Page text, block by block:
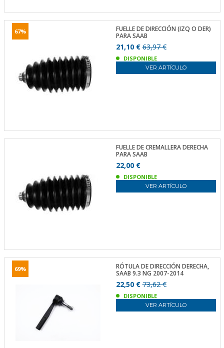
67%
FUELLE DE DIRECCIÓN (IZQ O DER)
PARA SAAB
21,10 €63,97 €
DISPONIBLE
VER ARTÍCULO
FUELLE DE CREMALLERA DERECHA
PARA SAAB
22,00 €
DISPONIBLE
VER ARTÍCULO
69%
RÓTULA DE DIRECCIÓN DERECHA,
SAAB 9.3 NG 2007-2014
22,50 €73,62 €
DISPONIBLE
VER ARTÍCULO